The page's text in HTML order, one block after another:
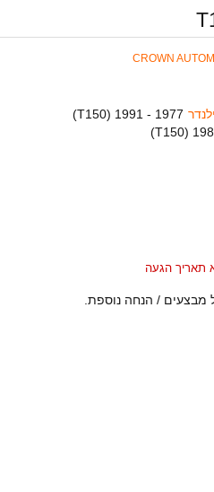
CROWN
1977 - 1991 (
T150
)
T150
)
תאריך הגעה